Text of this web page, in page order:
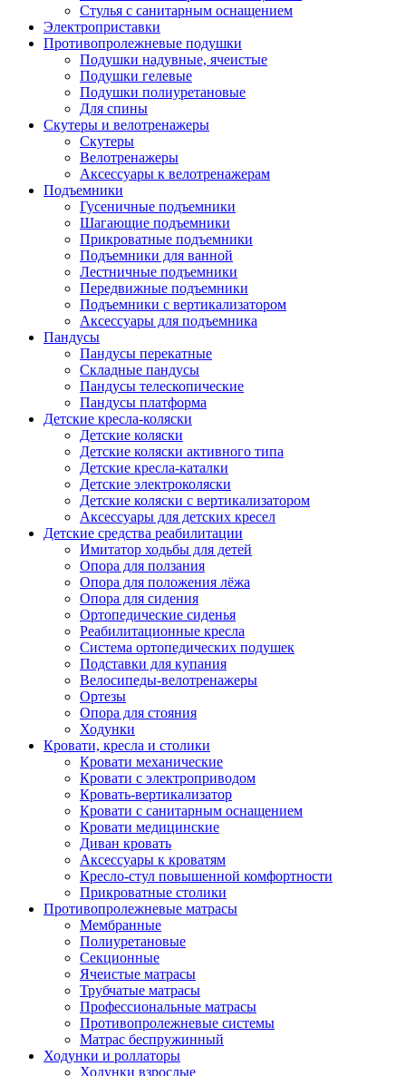
Стулья с санитарным оснащением
Электроприставки
Противопролежневые подушки
Подушки надувные, ячеистые
Подушки гелевые
Подушки полиуретановые
Для спины
Скутеры и велотренажеры
Скутеры
Велотренажеры
Аксессуары к велотренажерам
Подъемники
Гусеничные подъемники
Шагающие подъемники
Прикроватные подъемники
Подъемники для ванной
Лестничные подъемники
Передвижные подъемники
Подъемники с вертикализатором
Аксессуары для подъемника
Пандусы
Пандусы перекатные
Складные пандусы
Пандусы телескопические
Пандусы платформа
Детские кресла-коляски
Детские коляски
Детские коляски активного типа
Детские кресла-каталки
Детские электроколяски
Детские коляски с вертикализатором
Аксессуары для детских кресел
Детские средства реабилитации
Имитатор ходьбы для детей
Опора для ползания
Опора для положения лёжа
Опора для сидения
Ортопедические сиденья
Реабилитационные кресла
Система ортопедических подушек
Подставки для купания
Велосипеды-велотренажеры
Ортезы
Опора для стояния
Ходунки
Кровати, кресла и столики
Кровати механические
Кровати с электроприводом
Кровать-вертикализатор
Кровати с санитарным оснащением
Кровати медицинские
Диван кровать
Аксессуары к кроватям
Кресло-стул повышенной комфортности
Прикроватные столики
Противопролежневые матрасы
Мембранные
Полиуретановые
Секционные
Ячеистые матрасы
Трубчатые матрасы
Профессиональные матрасы
Противопролежневые системы
Матрас беспружинный
Ходунки и роллаторы
Ходунки взрослые